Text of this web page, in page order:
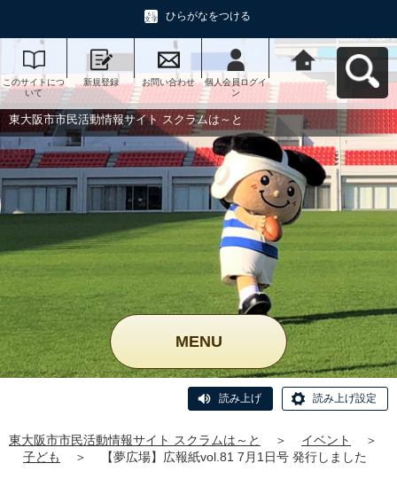
ひらがなをつける
このサイトにつ
いて
新規登録 お問い合わせ
個人会員ログイ
ン
東大阪市市民活
動情報サイト ス
クラムは～とへ
戻る
東大阪市市民活動情報サイト スクラムは～と
MENU
読み上げ 読み上げ設定
東大阪市市民活動情報サイト スクラムは～と ＞ イベント
＞
子ども
＞ 【夢広場】広報紙vol.81 7月1日号 発行しました